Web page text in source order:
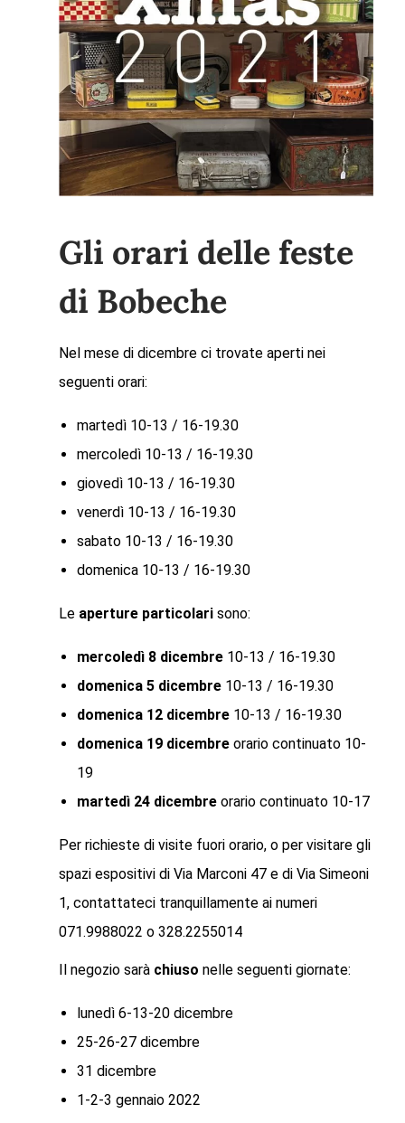
Gli orari delle feste
di Bobeche
Nel mese di dicembre ci trovate aperti nei
seguenti orari:
martedì 10-13 / 16-19.30
mercoledì 10-13 / 16-19.30
giovedì 10-13 / 16-19.30
venerdì 10-13 / 16-19.30
sabato 10-13 / 16-19.30
domenica 10-13 / 16-19.30
Le aperture particolari sono:
mercoledì 8 dicembre 10-13 / 16-19.30
domenica 5 dicembre 10-13 / 16-19.30
domenica 12 dicembre 10-13 / 16-19.30
domenica 19 dicembre orario continuato 10-
19
martedì 24 dicembre orario continuato 10-17
Per richieste di visite fuori orario, o per visitare gli
spazi espositivi di Via Marconi 47 e di Via Simeoni
1, contattateci tranquillamente ai numeri
071.9988022 o 328.2255014
Il negozio sarà chiuso nelle seguenti giornate:
lunedì 6-13-20 dicembre
25-26-27 dicembre
31 dicembre
1-2-3 gennaio 2022